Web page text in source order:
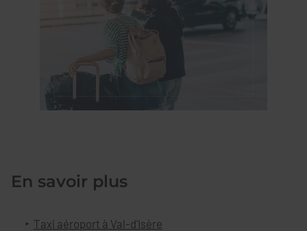
En savoir plus
Taxi aéroport à Val-d'Isère